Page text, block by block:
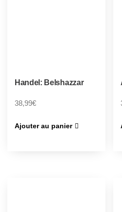
Handel: Belshazzar
38,99€
Ajouter au panier